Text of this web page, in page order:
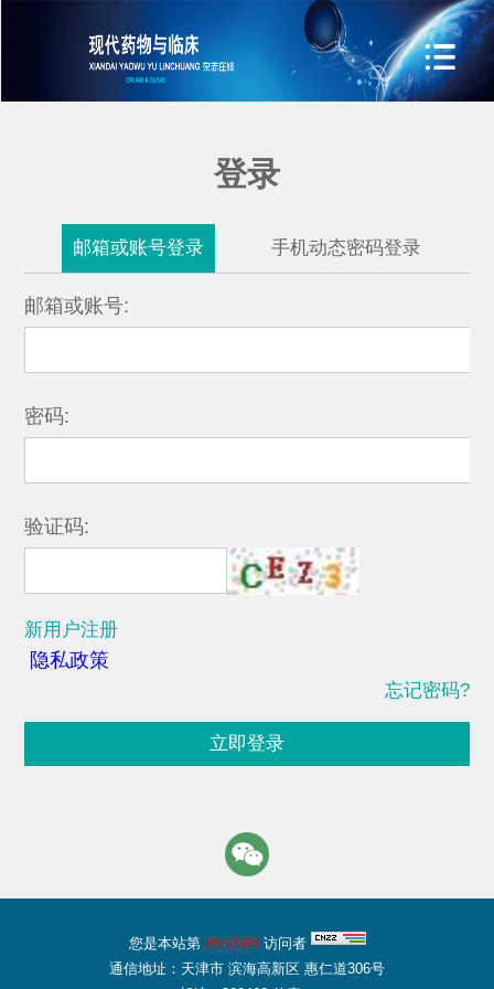
登录
邮箱或账号登录 手机动态密码登录
邮箱或账号:
密码:
验证码:
新用户注册
隐私政策
忘记密码?
立即登录
您是本站第 8552684访问者
通信地址：天津市 滨海高新区 惠仁道306号